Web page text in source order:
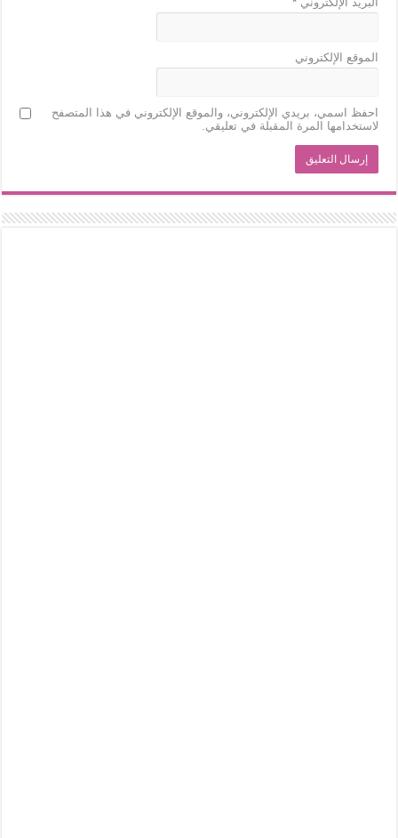
الموقع الإلكتروني
احفظ اسمي، بريدي الإلكتروني، والموقع الإلكتروني في هذا المتصفح
لاستخدامها المرة المقبلة في تعليقي.